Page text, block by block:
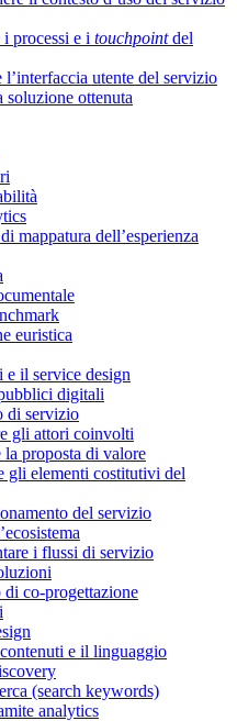
processi e i touchpointdel
l’interfaccia utente del servizio
soluzione ottenuta
mappatura dell’esperienza
euristica
e il service design
digitali
di servizio
gli attori coinvolti
la proposta di valore
gli elementi costitutivi del
del servizio
i flussi di servizio
co-progettazione
e il linguaggio
(search keywords)
analytics